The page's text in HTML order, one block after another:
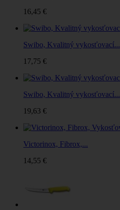
16,45 €
Swibo, Kvalitný vykosťovací...
17,75 €
Swibo, Kvalitný vykosťovací...
19,63 €
Victorinox, Fibrox,...
14,55 €